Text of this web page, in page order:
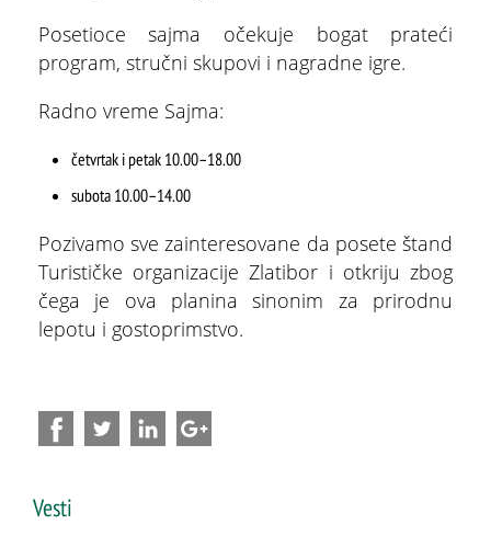
Posetioce sajma očekuje bogat prateći
program, stručni skupovi i nagradne igre.
Radno vreme Sajma:
četvrtak i petak 10.00–18.00
subota 10.00–14.00
Pozivamo sve zainteresovane da posete štand
Turističke organizacije Zlatibor i otkriju zbog
čega je ova planina sinonim za prirodnu
lepotu i gostoprimstvo.
Vesti